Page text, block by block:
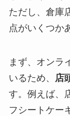
ただし、倉庫
点がいくつか
まず、オンラ
いるため、 店
す。例えば、
フシートケー